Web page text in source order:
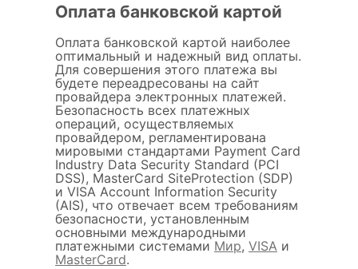
Оплата банковской картой
Оплата банковской картой наиболее
оптимальный и надежный вид оплаты.
Для совершения этого платежа вы
будете переадресованы на сайт
провайдера электронных платежей.
Безопасность всех платежных
операций, осуществляемых
провайдером, регламентирована
мировыми стандартами Payment Card
Industry Data Security Standard (PCI
DSS), MasterCard SiteProtection (SDP)
и VISA Account Information Security
(AIS), что отвечает всем требованиям
безопасности, установленным
основными международными
платежными системами Мир, VISA и
MasterCard.